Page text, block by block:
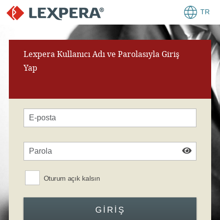
TR
Lexpera Kullanıcı Adı ve Parolasıyla Giriş
Yap
Oturum açık kalsın
GIRIŞ